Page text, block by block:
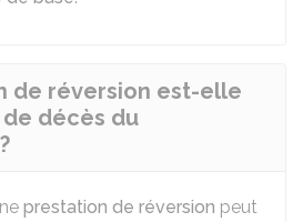
de réversion est-elle
décès du
prestation de réversion peut